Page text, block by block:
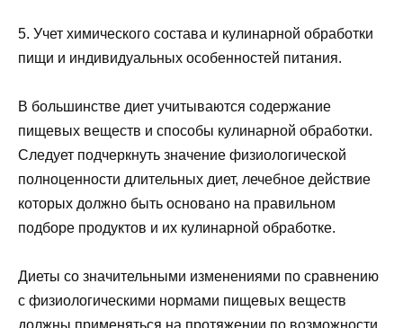
5. Учет химического состава и кулинарной обработки
пищи и индивидуальных особенностей питания.
В большинстве диет учитываются содержание
пищевых веществ и способы кулинарной обработки.
Следует подчеркнуть значение физиологической
полноценности длительных диет, лечебное действие
которых должно быть основано на правильном
подборе продуктов и их кулинарной обработке.
Диеты со значительными изменениями по сравнению
с физиологическими нормами пищевых веществ
должны применяться на протяжении по возможности